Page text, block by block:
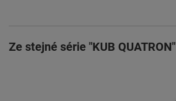
Ze stejné série "KUB QUATRON"